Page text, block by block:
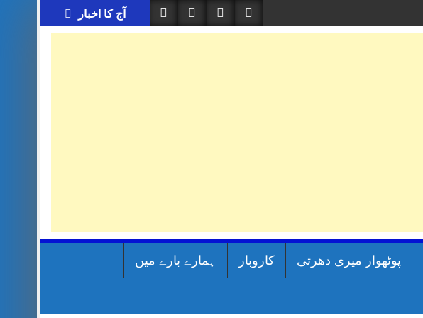
آج کا اخبار
پوٹھوار میری دھرتی کاروبار ہمارے بارے میں